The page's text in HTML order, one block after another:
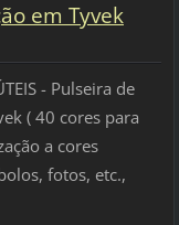
em Tyvek
- Pulseira de
( 40 cores para
a cores
fotos, etc.,